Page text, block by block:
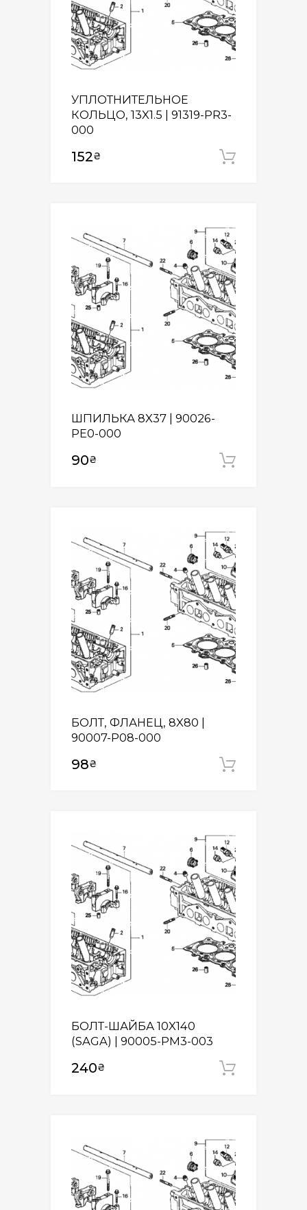
УПЛОТНИТЕЛЬНОЕ
КОЛЬЦО, 13X1.5 | 91319-PR3-
000
152₴
ШПИЛЬКА 8X37 | 90026-
PE0-000
90₴
БОЛТ, ФЛАНЕЦ, 8X80 |
90007-P08-000
98₴
БОЛТ-ШАЙБА 10X140
(SAGA) | 90005-PM3-003
240₴